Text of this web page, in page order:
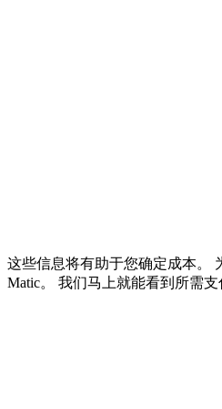
这些信息将有助于您确定成本。
Matic。 我们马上就能看到所需支